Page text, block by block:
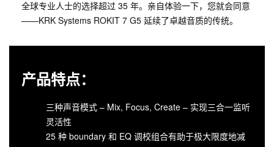
全球专业人士的选择超过 35 年。亲自体验一下，您就会同意
——KRK Systems ROKIT 7 G5 延续了卓越音质的传统。
产品特点：
三种声音模式 – Mix, Focus, Create – 实现三合一监听
灵活性
25 种 boundary 和 EQ 调校组合有助于极大限度地减